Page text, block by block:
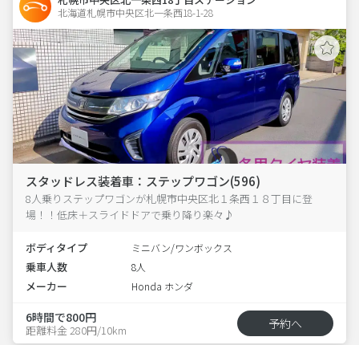
北海道札幌市中央区北一条西18-1-28
スタッドレス装着車：ステップワゴン(596)
8人乗りステップワゴンが札幌市中央区北１条西１８丁目に登
場！！低床＋スライドドアで乗り降り楽々♪
ボディタイプ ミニバン/ワンボックス
乗車人数 8人
メーカー Honda ホンダ
6時間で800円
距離料金 280円/10km 予約へ